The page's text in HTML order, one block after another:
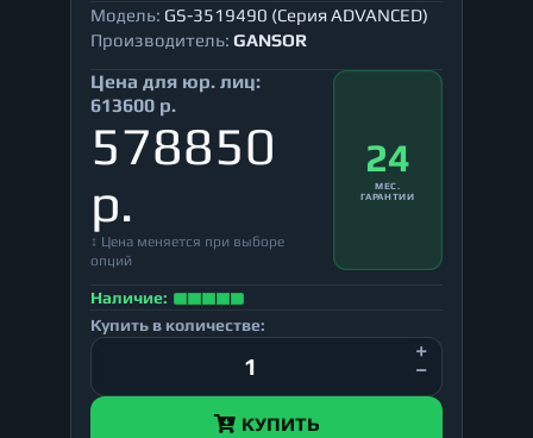
Модель: GS-3519490 (Серия ADVANCED)
Производитель: GANSOR
Цена для юр. лиц:
613600 р.
578850
р.
↕ Цена меняется при выборе
опций
24
МЕС.
ГАРАНТИИ
Наличие:
Купить в количестве:
КУПИТЬ